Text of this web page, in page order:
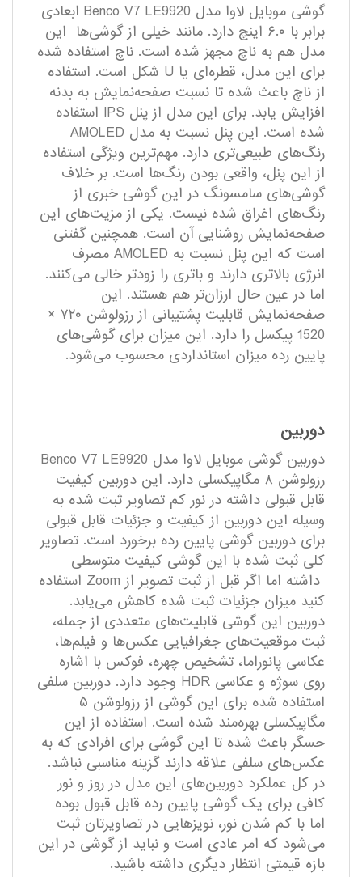
گوشی موبایل لاوا مدل Benco V7 LE9920 ابعادی
برابر با ۶.۰ اینچ دارد. مانند خیلی از گوشی‌ها این
مدل هم به ناچ مجهز شده است. ناچ استفاده شده
برای این مدل، قطره‌ای یا U شکل است. استفاده
از ناچ باعث شده تا نسبت صفحه‌نمایش به بدنه
افزایش یابد. برای این مدل از پنل IPS استفاده
شده است. این پنل نسبت به مدل AMOLED
رنگ‌های طبیعی‌تری دارد. مهم‌ترین ویژگی استفاده
از این پنل، واقعی بودن رنگ‌‌ها است. بر خلاف
گوشی‌های سامسونگ در این گوشی خبری از
رنگ‌های اغراق شده نیست. یکی از مزیت‌های این
صفحه‌نمایش روشنایی آن است. همچنین گفتنی
است که این پنل نسبت به AMOLED مصرف
انرژی بالاتری دارند و باتری را زودتر خالی می‌کنند.
اما در عین حال ارزان‌تر هم هستند. این
صفحه‌نمایش قابلیت پشتیبانی از رزولوشن ۷۲۰ ×
1520 پیکسل را دارد. این میزان برای گوشی‌های
پایین رده میزان استانداردی محسوب می‌شود.
دوربین
دوربین گوشی موبایل لاوا مدل Benco V7 LE9920
رزولوشن ۸ مگاپیکسلی دارد. این دوربین کیفیت
قابل قبولی داشته در نور کم تصاویر ثبت شده به
وسیله این دوربین از کیفیت و جزئیات قابل قبولی
برای دوربین گوشی پایین رده برخورد است. تصاویر
کلی ثبت شده با این گوشی کیفیت متوسطی
داشته اما اگر قبل از ثبت تصویر از Zoom استفاده
کنید میزان جزئیات ثبت شده کاهش می‌یابد.
دوربین این گوشی قابلیت‌های متعددی از جمله،
ثبت موقعیت‌های جغرافیایی عکس‌‌ها و فیلم‌ها،
عکاسی پانوراما، تشخیص چهره، فوکس با اشاره
روی سوژه و عکاسی HDR وجود دارد. دوربین سلفی
استفاده شده برای این گوشی از رزولوشن ۵
مگاپیکسلی بهره‌مند شده است. استفاده از این
حسگر باعث شده تا این گوشی برای افرادی که به
عکس‌های سلفی علاقه دارند گزینه مناسبی نباشد.
در کل عملکرد دوربین‌های این مدل در روز و نور
کافی برای یک گوشی پایین رده قابل قبول بوده
اما با کم شدن نور، نویزهایی در تصاویرتان ثبت
می‌شود که امر عادی است و نباید از گوشی در این
بازه قیمتی انتظار دیگری داشته باشید.